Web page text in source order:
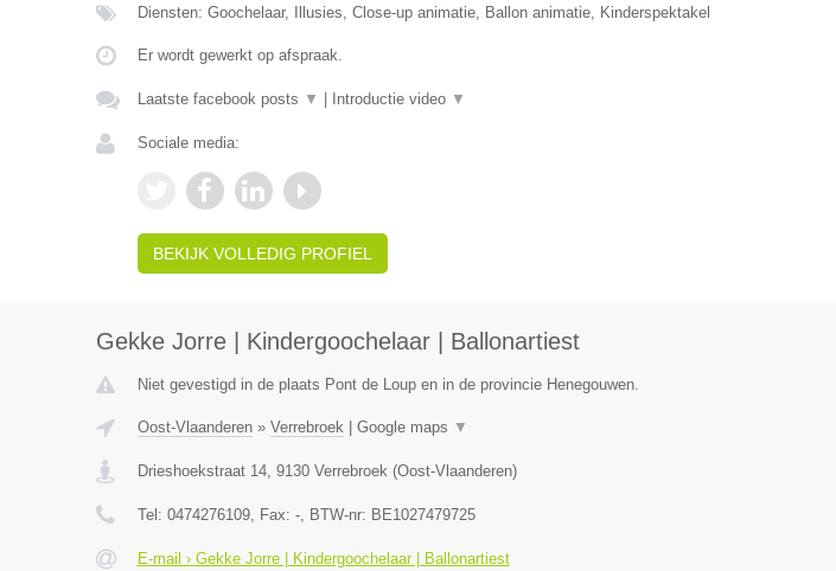
Diensten: Goochelaar, Illusies, Close-up animatie, Ballon animatie, Kinderspektakel
Er wordt gewerkt op afspraak.
Laatste facebook posts ▼ Introductie video ▼
Sociale media:
BEKIJK VOLLEDIG PROFIEL
Gekke Jorre | Kindergoochelaar | Ballonartiest
Niet gevestigd in de plaats Pont de Loup en in de provincie Henegouwen.
Oost-Vlaanderen» Verrebroek| Google maps ▼
Drieshoekstraat 14, 9130 Verrebroek(Oost-Vlaanderen)
Tel: 0474276109, Fax: -, BTW-nr: BE1027479725
E-mail › Gekke Jorre | Kindergoochelaar | Ballonartiest